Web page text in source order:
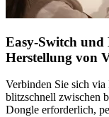
Easy-Switch und
Herstellung von
Verbinden Sie sich
blitzschnell zwischen
Dongle erforderlich,